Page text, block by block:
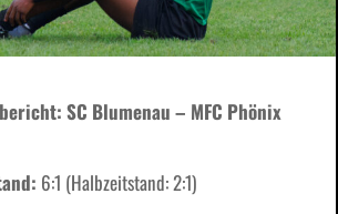
SC Blumenau – MFC Phönix
6:1 (Halbzeitstand: 2:1)